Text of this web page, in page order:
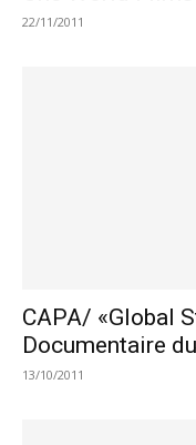
22/11/2011
CAPA/ «Global
Documentaire
13/10/2011